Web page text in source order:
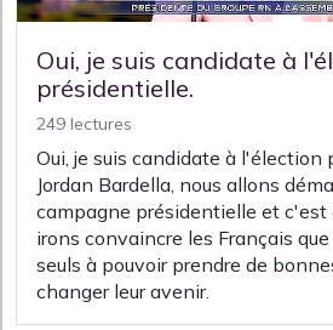
Oui, je suis candidate à
présidentielle.
249 lectures
Oui, je suis candidate à l'élection
Jordan Bardella, nous allons
campagne présidentielle et c'est
irons convaincre les Français
seuls à pouvoir prendre de
changer leur avenir.